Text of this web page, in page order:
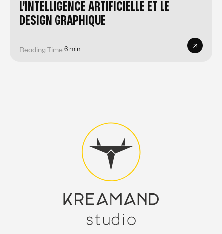
L'INTELLIGENCE ARTIFICIELLE ET LE
DESIGN GRAPHIQUE
Reading Time:6 min